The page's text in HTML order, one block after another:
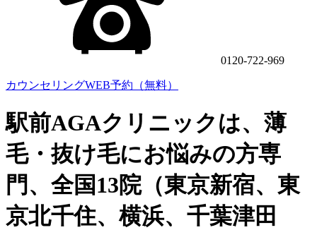
0120-722-969
カウンセリングWEB予約（無料）
駅前AGAクリニックは、薄
毛・抜け毛にお悩みの方専
門、全国13院（東京新宿、東
京北千住、横浜、千葉津田